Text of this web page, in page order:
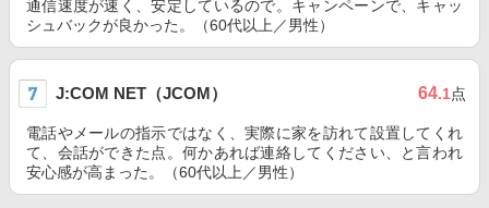
通信速度が速く、安定しているので。キャンペーンで、キャッ
シュバックが良かった。（60代以上／男性）
J:COM NET（JCOM） 64.1点
電話やメールの指示ではなく、実際に家を訪れて設置してくれ
て、会話ができた点。何かあれば連絡してください、と言われ
安心感が高まった。（60代以上／男性）